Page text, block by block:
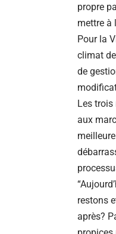
propre
mettre à
Pour la
climat
de
Les trois
aux
restons
après?